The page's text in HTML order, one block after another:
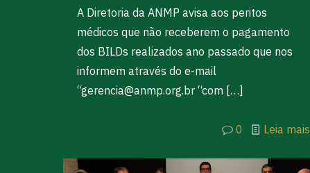
A Diretoria da ANMP avisa aos peritos
médicos que não receberem o pagamento
dos BILDs realizados ano passado que nos
informem através do e-mail
“gerencia@anmp.org.br“com […]
0 Leia mais